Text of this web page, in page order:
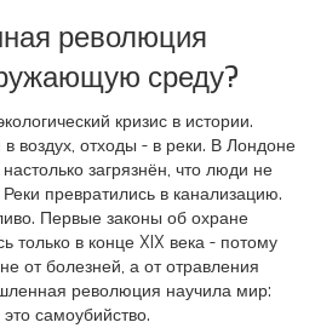
революция
среду?
кризис в истории.
воздух, отходы - в реки. В Лондоне
загрязнён, что люди не
превратились в канализацию.
Первые законы об охране
только в конце XIX века - потому
от болезней, а от отравления
революция научила мир:
самоубийство.